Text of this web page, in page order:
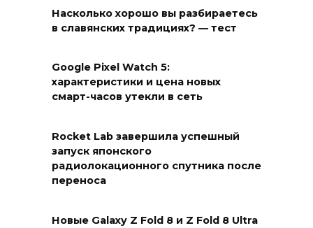
Насколько хорошо вы разбираетесь
в славянских традициях? — тест
Google Pixel Watch 5:
характеристики и цена новых
смарт-часов утекли в сеть
Rocket Lab завершила успешный
запуск японского
радиолокационного спутника после
переноса
Новые Galaxy Z Fold 8 и Z Fold 8 Ultra